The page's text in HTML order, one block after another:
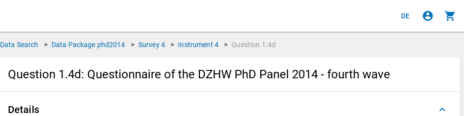
DE account_circle shopping_cart
Data Search > Data Package phd2014 > Survey 4 > Instrument 4 > Question 1.4d
Question 1.4d: Questionnaire of the DZHW PhD Panel 2014 - fourth wave
Details keyboard_arrow_up